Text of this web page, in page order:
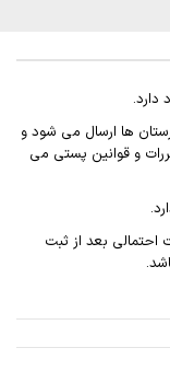
دارد.
ها ارسال می شود و
و قوانین پستی می
احتمالی بعد از ثبت